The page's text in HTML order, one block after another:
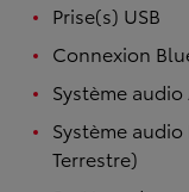
Prise(s) USB
Connexion
Système audio
Système
Terrestre)